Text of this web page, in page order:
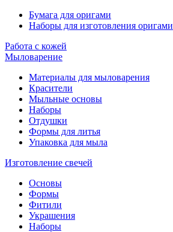
Бумага для оригами
Наборы для изготовления оригами
Работа с кожей
Мыловарение
Материалы для мыловарения
Красители
Мыльные основы
Наборы
Отдушки
Формы для литья
Упаковка для мыла
Изготовление свечей
Основы
Формы
Фитили
Украшения
Наборы